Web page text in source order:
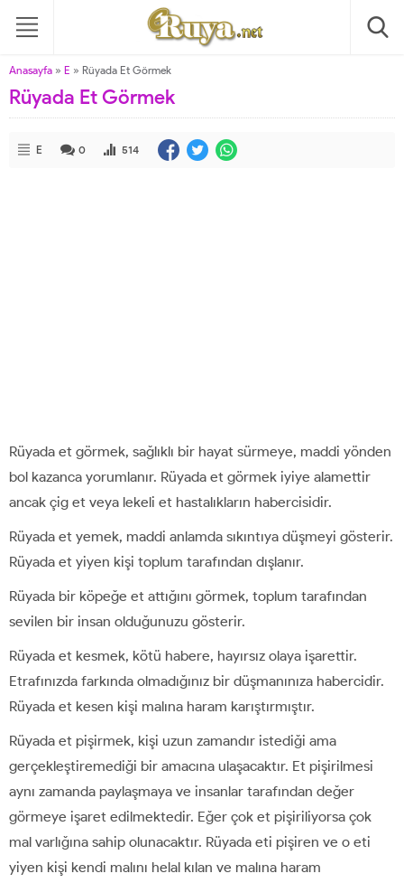
Anasayfa » E » Rüyada Et Görmek
Rüyada Et Görmek
E 0 514
Rüyada et görmek, sağlıklı bir hayat sürmeye, maddi yönden
bol kazanca yorumlanır. Rüyada et görmek iyiye alamettir
ancak çig et veya lekeli et hastalıkların habercisidir.
Rüyada et yemek, maddi anlamda sıkıntıya düşmeyi gösterir.
Rüyada et yiyen kişi toplum tarafından dışlanır.
Rüyada bir köpeğe et attığını görmek, toplum tarafından
sevilen bir insan olduğunuzu gösterir.
Rüyada et kesmek, kötü habere, hayırsız olaya işarettir.
Etrafınızda farkında olmadığınız bir düşmanınıza habercidir.
Rüyada et kesen kişi malına haram karıştırmıştır.
Rüyada et pişirmek, kişi uzun zamandır istediği ama
gerçekleştiremediği bir amacına ulaşacaktır. Et pişirilmesi
aynı zamanda paylaşmaya ve insanlar tarafından değer
görmeye işaret edilmektedir. Eğer çok et pişiriliyorsa çok
mal varlığına sahip olunacaktır. Rüyada eti pişiren ve o eti
yiyen kişi kendi malını helal kılan ve malına haram